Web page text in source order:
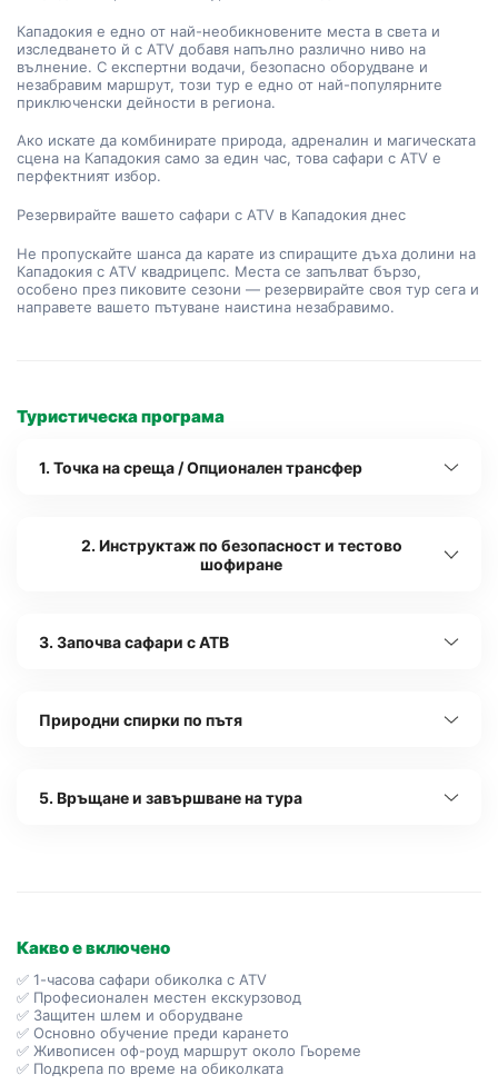
Кападокия е едно от най-необикновените места в света и
изследването й с ATV добавя напълно различно ниво на
вълнение. С експертни водачи, безопасно оборудване и
незабравим маршрут, този тур е едно от най-популярните
приключенски дейности в региона.
Ако искате да комбинирате природа, адреналин и магическата
сцена на Кападокия само за един час, това сафари с ATV е
перфектният избор.
Резервирайте вашето сафари с ATV в Кападокия днес
Не пропускайте шанса да карате из спиращите дъха долини на
Кападокия с ATV квадрицепс. Места се запълват бързо,
особено през пиковите сезони — резервирайте своя тур сега и
направете вашето пътуване наистина незабравимо.
Туристическа програма
1. Точка на среща / Опционален трансфер
2. Инструктаж по безопасност и тестово
шофиране
3. Започва сафари с АТВ
Природни спирки по пътя
5. Връщане и завършване на тура
Какво е включено
✅ 1-часова сафари обиколка с ATV
✅ Професионален местен екскурзовод
✅ Защитен шлем и оборудване
✅ Основно обучение преди карането
✅ Живописен оф-роуд маршрут около Гьореме
✅ Подкрепа по време на обиколката